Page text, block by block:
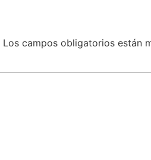
Los campos obligatorios están